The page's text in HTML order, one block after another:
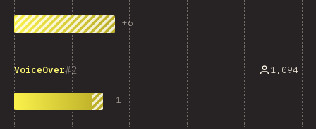
+6
2
VoiceOver
-1
1,094